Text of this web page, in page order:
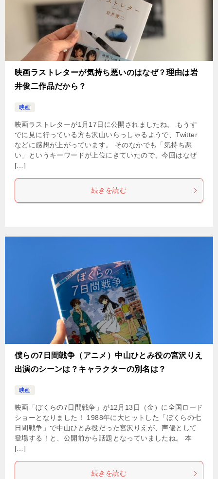
映画ラストレターが気持ち悪いのはなぜ？理由は岩
井俊二作品だから？
映画
映画ラストレターが1月17日に公開されましたね。 もうす
でに見に行っている方も沢山いらっしゃるようで、Twitter
などに感想が上がっています。 そのなかでも「気持ち悪
い」というキーワードが上位にきていたので、今回はなぜ
[…]
続きを読む
僕らの7日間戦争（アニメ）中山ひとみ役の宮沢りえ
出演のシーンは？キャラクターの別名は？
映画
映画「ぼくらの7日間戦争」が12月13日（金）に全国ロード
ショーとなりました！ 1988年に大ヒットした「ぼくらの七
日間戦争」で中山ひとみ役だった宮沢りえが、声優として
登場する！と、公開前から話題となっていましたね。 本
[…]
続きを読む